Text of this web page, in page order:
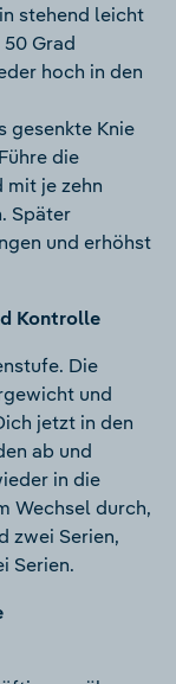
stehend leicht
Grad
hoch in den
gesenkte Knie
die
mit je zehn
Später
und erhöhst
Kontrolle
Die
und
jetzt in den
ab und
in die
Wechsel durch,
zwei Serien,
Serien.